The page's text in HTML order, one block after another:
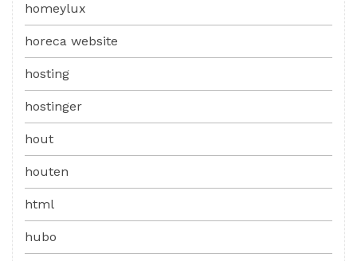
homeylux
horeca website
hosting
hostinger
hout
houten
html
hubo